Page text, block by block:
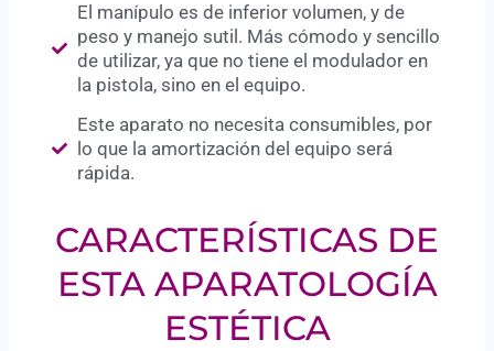
CARACTERÍSTICAS DE
ESTA APARATOLOGÍA
ESTÉTICA
El manípulo es de inferior volumen, y de
peso y manejo sutil. Más cómodo y sencillo
de utilizar, ya que no tiene el modulador en
la pistola, sino en el equipo.
Este aparato no necesita consumibles, por
lo que la amortización del equipo será
rápida.